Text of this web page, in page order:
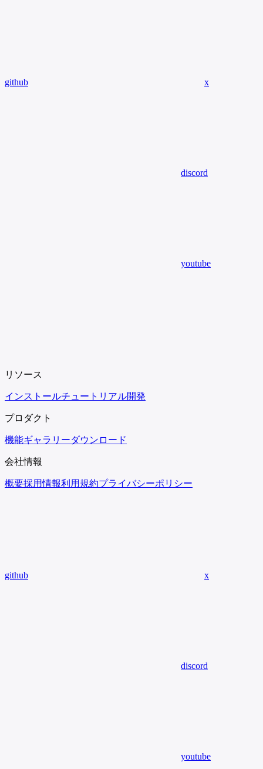
github x
discord
youtube
リソース
インストールチュートリアル開発
プロダクト
機能ギャラリーダウンロード
会社情報
概要採用情報利用規約プライバシーポリシー
github x
discord
youtube